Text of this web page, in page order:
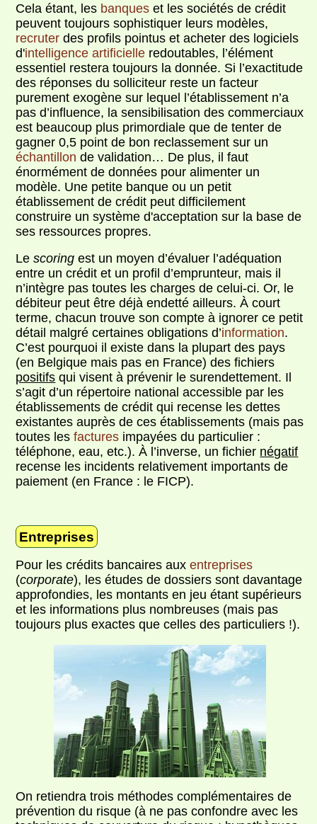
Cela étant, les banques et les sociétés de crédit
peuvent toujours sophistiquer leurs modèles,
recruter des profils pointus et acheter des logiciels
d'intelligence artificielle redoutables, l’élément
essentiel restera toujours la donnée. Si l’exactitude
des réponses du solliciteur reste un facteur
purement exogène sur lequel l’établissement n’a
pas d’influence, la sensibilisation des commerciaux
est beaucoup plus primordiale que de tenter de
gagner 0,5 point de bon reclassement sur un
échantillon de validation… De plus, il faut
énormément de données pour alimenter un
modèle. Une petite banque ou un petit
établissement de crédit peut difficilement
construire un système d'acceptation sur la base de
ses ressources propres.
Lescoring est un moyen d’évaluer l’adéquation
entre un crédit et un profil d’emprunteur, mais il
n’intègre pas toutes les charges de celui-ci. Or, le
débiteur peut être déjà endetté ailleurs. À court
terme, chacun trouve son compte à ignorer ce petit
détail malgré certaines obligations d’information.
C’est pourquoi il existe dans la plupart des pays
(en Belgique mais pas en France) des fichiers
positifs qui visent à prévenir le surendettement. Il
s’agit d’un répertoire national accessible par les
établissements de crédit qui recense les dettes
existantes auprès de ces établissements (mais pas
toutes lesfactures impayées du particulier :
téléphone, eau, etc.). À l’inverse, un fichier négatif
recense les incidents relativement importants de
paiement (en France : le FICP).
Entreprises
Pour les crédits bancaires auxentreprises
(corporate), les études de dossiers sont davantage
approfondies, les montants en jeu étant supérieurs
et les informations plus nombreuses (mais pas
toujours plus exactes que celles des particuliers !).
On retiendra trois méthodes complémentaires de
prévention du risque (à ne pas confondre avec les